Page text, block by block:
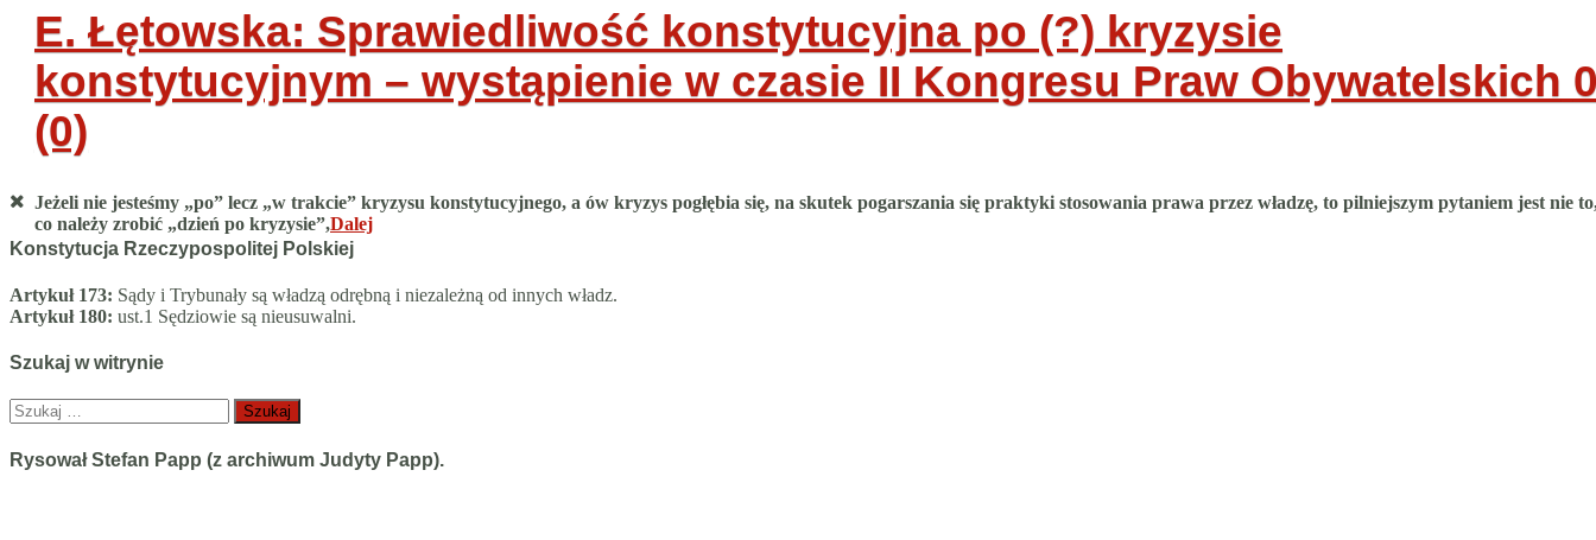
E. Łętowska: Sprawiedliwość konstytucyjna po (?) kryzysie
konstytucyjnym – wystąpienie w czasie II Kongresu Praw Obywatelskich
(0)
Jeżeli nie jesteśmy „po” lecz „w trakcie” kryzysu konstytucyjnego, a ów kryzys pogłębia się, na skutek pogarszania się praktyki stosowania prawa przez władzę, to pilniejszym pytaniem jest nie
co należy zrobić „dzień po kryzysie”,Dalej
Konstytucja Rzeczypospolitej Polskiej
Artykuł 173: Sądy i Trybunały są władzą odrębną i niezależną od innych władz.
Artykuł 180: ust.1 Sędziowie są nieusuwalni.
Szukaj w witrynie
Szukaj:
Rysował Stefan Papp (z archiwum Judyty Papp).